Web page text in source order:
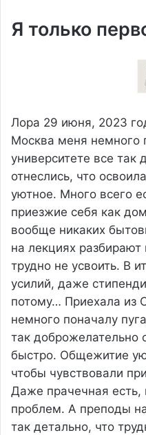
Я только
Лора 29 июня, 2023
Москва меня немного
университете все так
отнеслись, что
уютное. Много всего
приезжие себя как
вообще никаких
на лекциях разбирают
трудно не усвоить. В
усилий, даже
потому… Приехала из
немного поначалу
так доброжелательно
быстро. Общежитие
чтобы чувствовали
Даже прачечная
проблем. А преподы
так детально, что